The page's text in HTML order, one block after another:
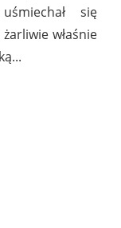
się
właśnie